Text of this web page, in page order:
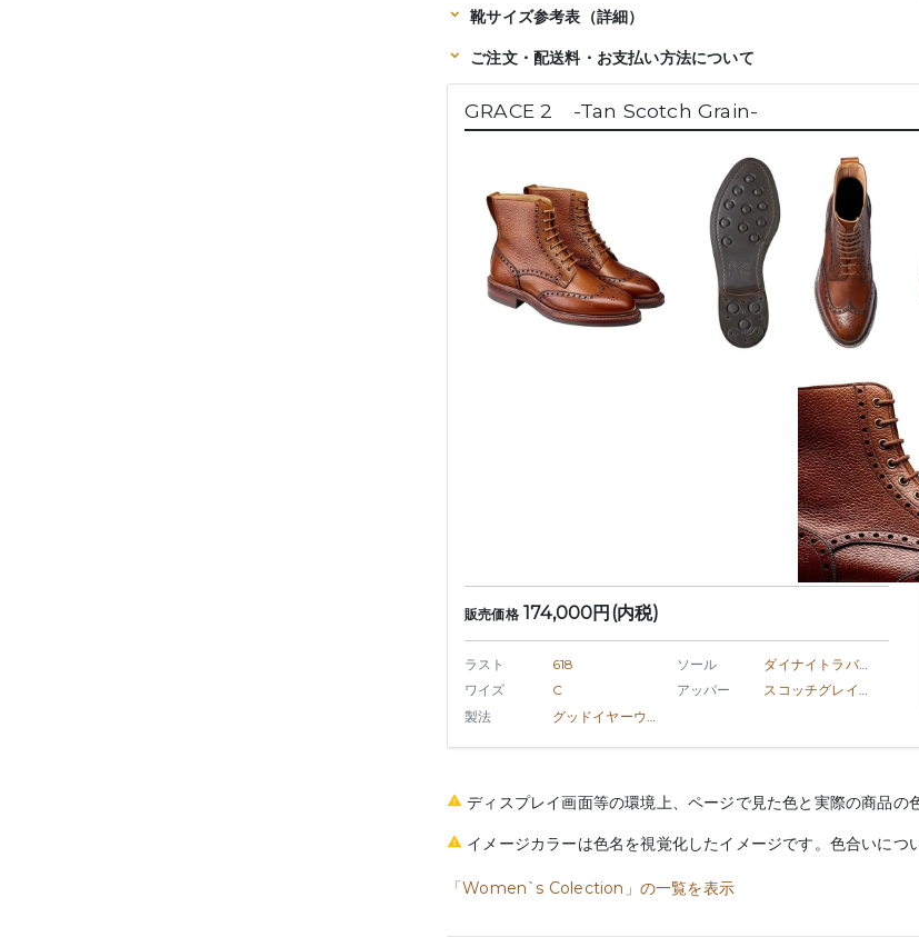
靴サイズ参考表（詳細）
ご注文・配送料・お支払い方法について
GRACE 2 -Tan Scotch Grain-
販売価格174,000円(内税)
ラスト 618 ソール
ダイナイトラバーソール
ワイズ
C アッパー
スコッチグレインレザー
製法
ディスプレイ画面等の環境上、ページで見た色と実際の商品の
イメージカラーは色名を視覚化したイメージです。色合いにつ
「Women`s Colection」の一覧を表示